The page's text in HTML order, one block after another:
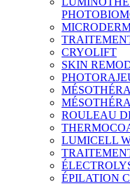
CRYOLIFT
SKIN
ROULEAU
LUMICELL
ÉPILATION